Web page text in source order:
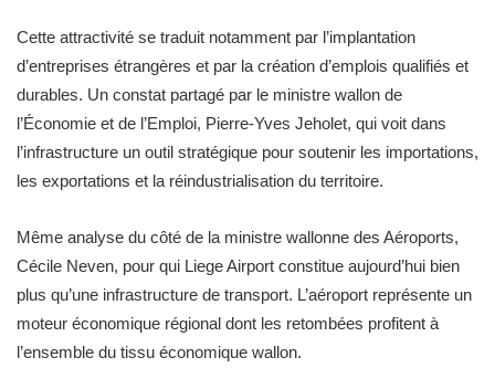
Cette attractivité se traduit notamment par l’implantation
d’entreprises étrangères et par la création d’emplois qualifiés et
durables. Un constat partagé par le ministre wallon de
l’Économie et de l’Emploi, Pierre-Yves Jeholet, qui voit dans
l’infrastructure un outil stratégique pour soutenir les importations,
les exportations et la réindustrialisation du territoire.
Même analyse du côté de la ministre wallonne des Aéroports,
Cécile Neven, pour qui Liege Airport constitue aujourd’hui bien
plus qu’une infrastructure de transport. L’aéroport représente un
moteur économique régional dont les retombées profitent à
l’ensemble du tissu économique wallon.